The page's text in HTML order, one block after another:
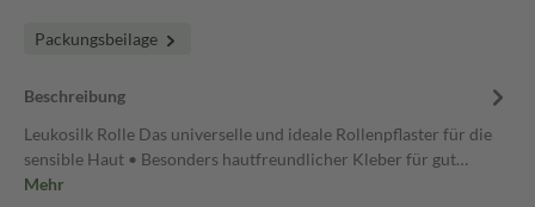
Packungsbeilage
Beschreibung
Leukosilk Rolle Das universelle und ideale Rollenpflaster für die
sensible Haut • Besonders hautfreundlicher Kleber für gut…
Mehr